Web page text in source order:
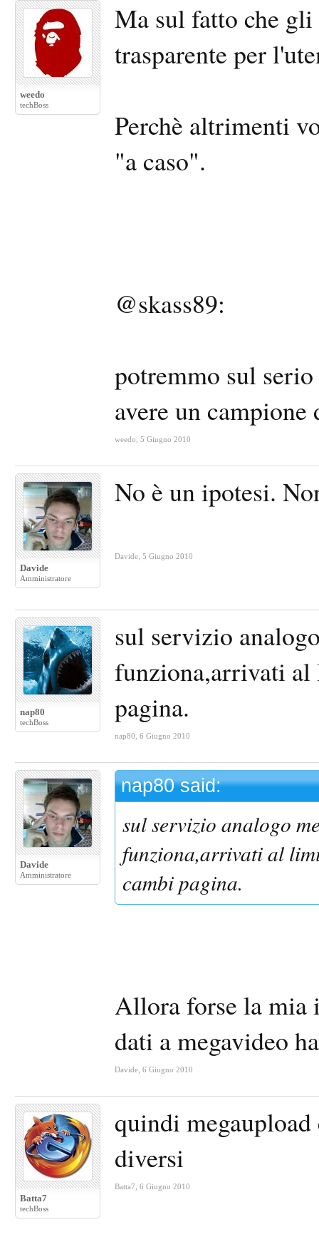
weedo
techBoss
Ma sul fatto che
trasparente per
Perchè altrimenti
"a caso".
@skass89:
potremmo sul
avere un
weedo 5 Giugno 2010
Davide
Amministratore
No è un ipotesi.
Davide 5 Giugno 2010
nap80
techBoss
sul servizio
funziona,arrivati al
pagina.
nap80 6 Giugno 2010
Davide
Amministratore
nap80 said:
sul servizio analogo
funziona,arrivati al
cambi pagina.
Allora forse la mia
dati a megavideo
Davide 6 Giugno 2010
Batta7
techBoss
quindi
diversi
Batta7 6 Giugno 2010